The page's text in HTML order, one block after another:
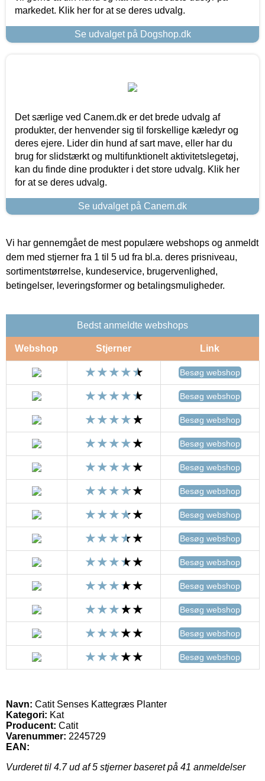
markedet. Klik her for at se deres udvalg.
Se udvalget på Dogshop.dk
Det særlige ved Canem.dk er det brede udvalg af
produkter, der henvender sig til forskellige kæledyr og
deres ejere. Lider din hund af sart mave, eller har du
brug for slidstærkt og multifunktionelt aktivitetslegetøj,
kan du finde dine produkter i det store udvalg. Klik her
for at se deres udvalg.
Se udvalget på Canem.dk
Vi har gennemgået de mest populære webshops og anmeldt
dem med stjerner fra 1 til 5 ud fra bl.a. deres prisniveau,
sortimentstørrelse, kundeservice, brugervenlighed,
betingelser, leveringsformer og betalingsmuligheder.
Bedst anmeldte webshops
Webshop Stjerner Link
Besøg webshop
Besøg webshop
Besøg webshop
Besøg webshop
Besøg webshop
Besøg webshop
Besøg webshop
Besøg webshop
Besøg webshop
Besøg webshop
Besøg webshop
Besøg webshop
Besøg webshop
Navn: Catit Senses Kattegræs Planter
Kategori: Kat
Producent: Catit
Varenummer: 2245729
EAN:
Vurderet til 4.7ud af 5 stjerner baseret på 41 anmeldelser